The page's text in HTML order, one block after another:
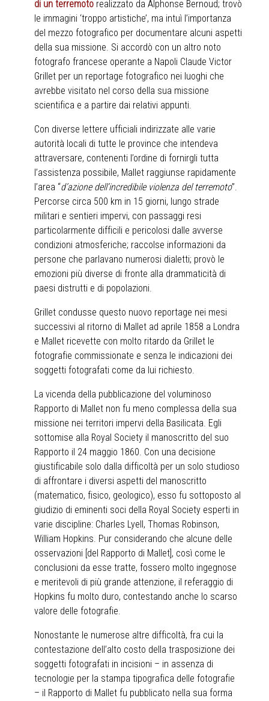
di un terremoto realizzato da Alphonse Bernoud; trovò
le immagini ‘troppo artistiche’, ma intuì l’importanza
del mezzo fotografico per documentare alcuni aspetti
della sua missione. Si accordò con un altro noto
fotografo francese operante a Napoli Claude Victor
Grillet per un reportage fotografico nei luoghi che
avrebbe visitato nel corso della sua missione
scientifica e a partire dai relativi appunti.
Con diverse lettere ufficiali indirizzate alle varie
autorità locali di tutte le province che intendeva
attraversare, contenenti l’ordine di fornirgli tutta
l’assistenza possibile, Mallet raggiunse rapidamente
l’area “d’azione dell’incredibile violenza del terremoto”.
Percorse circa 500 km in 15 giorni, lungo strade
militari e sentieri impervi, con passaggi resi
particolarmente difficili e pericolosi dalle avverse
condizioni atmosferiche; raccolse informazioni da
persone che parlavano numerosi dialetti; provò le
emozioni più diverse di fronte alla drammaticità di
paesi distrutti e di popolazioni.
Grillet condusse questo nuovo reportage nei mesi
successivi al ritorno di Mallet ad aprile 1858 a Londra
e Mallet ricevette con molto ritardo da Grillet le
fotografie commissionate e senza le indicazioni dei
soggetti fotografati come da lui richiesto.
La vicenda della pubblicazione del voluminoso
Rapporto di Mallet non fu meno complessa della sua
missione nei territori impervi della Basilicata. Egli
sottomise alla Royal Society il manoscritto del suo
Rapporto il 24 maggio 1860. Con una decisione
giustificabile solo dalla difficoltà per un solo studioso
di affrontare i diversi aspetti del manoscritto
(matematico, fisico, geologico), esso fu sottoposto al
giudizio di eminenti soci della Royal Society esperti in
varie discipline: Charles Lyell, Thomas Robinson,
William Hopkins. Pur considerando che alcune delle
osservazioni [del Rapporto di Mallet], così come le
conclusioni da esse tratte, fossero molto ingegnose
e meritevoli di più grande attenzione, il referaggio di
Hopkins fu molto duro, contestando anche lo scarso
valore delle fotografie.
Nonostante le numerose altre difficoltà, fra cui la
contestazione dell’alto costo della trasposizione dei
soggetti fotografati in incisioni – in assenza di
tecnologie per la stampa tipografica delle fotografie
– il Rapporto di Mallet fu pubblicato nella sua forma